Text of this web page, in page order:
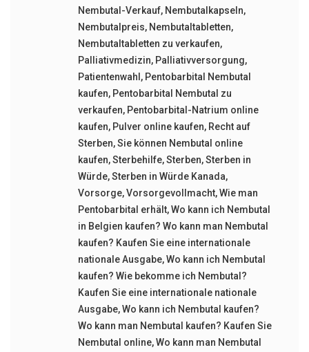
Nembutal-Verkauf, Nembutalkapseln,
Nembutalpreis, Nembutaltabletten,
Nembutaltabletten zu verkaufen,
Palliativmedizin, Palliativversorgung,
Patientenwahl , Pentobarbital Nembutal
kaufen, Pentobarbital Nembutal zu
verkaufen, Pentobarbital-Natrium online
kaufen, Pulver online kaufen, Recht auf
Sterben,Sie können Nembutal online
kaufen,Sterbehilfe,Sterben,Sterben in
Würde,Sterben in Würde Kanada,
Vorsorge,Vorsorgevollmacht,Wie man
Pentobarbital erhält,Wo kann ich Nembutal
in Belgien kaufen? Wo kann man Nembutal
kaufen? Kaufen Sie eine internationale
nationale Ausgabe,Wo kann ich Nembutal
kaufen? Wie bekomme ich Nembutal?
Kaufen Sie eine internationale nationale
Ausgabe,Wo kann ich Nembutal kaufen?
Wo kann man Nembutal kaufen? Kaufen Sie
Nembutal online,Wo kann man Nembutal